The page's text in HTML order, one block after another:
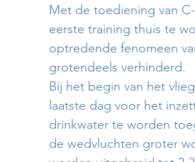
Met de toediening van
eerste training thuis te
optredende fenomeen
grotendeels verhinderd.
Bij het begin van het
laatste dag voor het
drinkwater te worden
de wedvluchten groter